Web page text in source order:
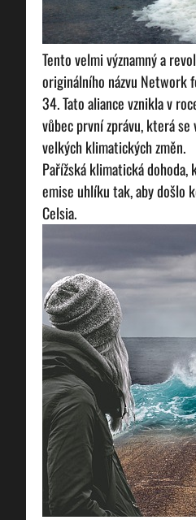
Tento velmi významný a
originálního názvu Network
34. Tato aliance vznikla v
vůbec první zprávu, která
velkých klimatických změn.
Pařížská klimatická
emise uhlíku tak, aby došlo
Celsia.